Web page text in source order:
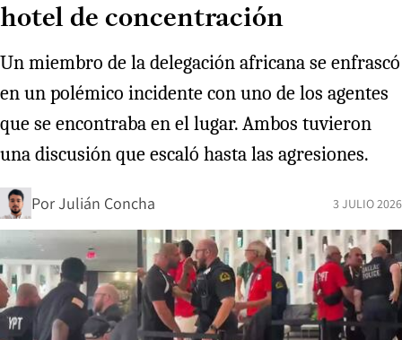
hotel de concentración
Un miembro de la delegación africana se enfrascó
en un polémico incidente con uno de los agentes
que se encontraba en el lugar. Ambos tuvieron
una discusión que escaló hasta las agresiones.
PorJulián Concha 3 JULIO 2026